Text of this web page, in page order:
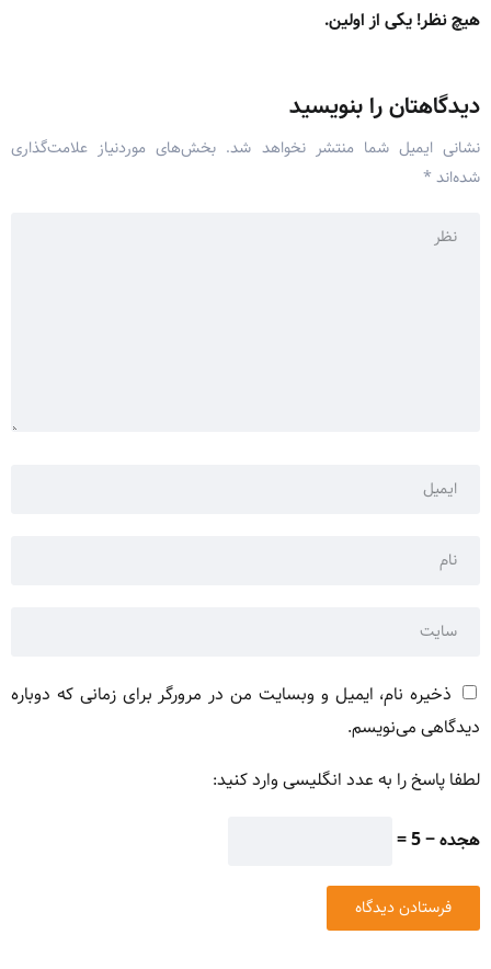
هیچ نظر! یکی از اولین.
دیدگاهتان را بنویسید
نشانی ایمیل شما منتشر نخواهد شد. بخش‌های موردنیاز علامت‌گذاری
شده‌اند *
ذخیره نام، ایمیل و وبسایت من در مرورگر برای زمانی که دوباره
دیدگاهی می‌نویسم.
لطفا پاسخ را به عدد انگلیسی وارد کنید:
هجده − 5 =